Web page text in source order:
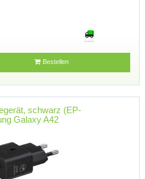
Bestellen
schwarz (EP-
Galaxy A42